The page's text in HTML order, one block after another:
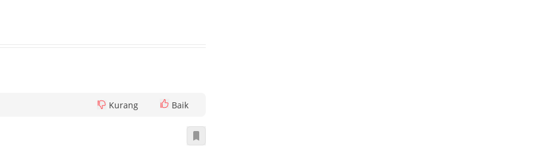
Kurang Baik